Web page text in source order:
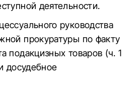
деятельности.
руководства
прокуратуры по факту
подакцизных товаров (ч. 1
досудебное